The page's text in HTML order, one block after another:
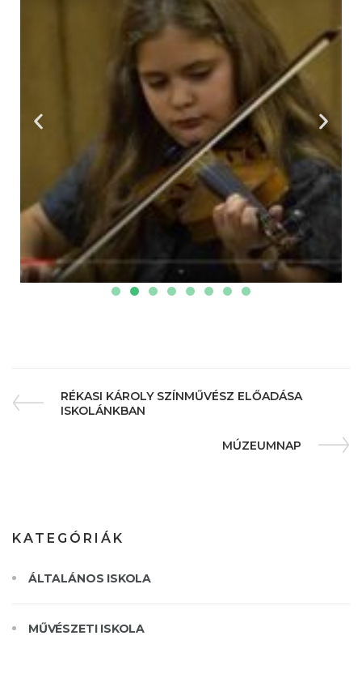
RÉKASI KÁROLY SZÍNMŰVÉSZ ELŐADÁSA
ISKOLÁNKBAN
MÚZEUMNAP
KATEGÓRIÁK
ÁLTALÁNOS ISKOLA
MŰVÉSZETI ISKOLA